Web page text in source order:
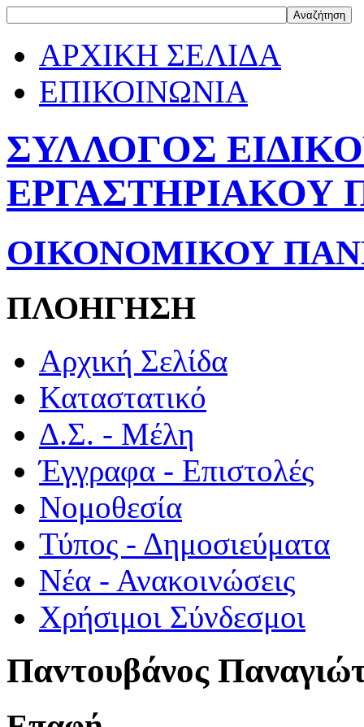
ΑΡΧΙΚΗ ΣΕΛΙΔΑ
ΕΠΙΚΟΙΝΩΝΙΑ
ΣΥΛΛΟΓΟΣ
ΕΡΓΑΣΤΗΡΙΑΚΟΥ
ΟΙΚΟΝΟΜΙΚΟΥ
ΠΛΟΗΓΗΣΗ
Αρχική Σελίδα
Καταστατικό
Δ.Σ. - Μέλη
Έγγραφα - Επιστολές
Νομοθεσία
Τύπος - Δημοσιεύματα
Νέα - Ανακοινώσεις
Χρήσιμοι Σύνδεσμοι
Παvτουβάνος